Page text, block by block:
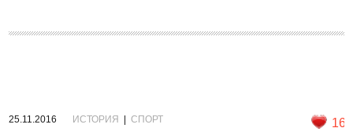
25.11.2016 ИСТОРИЯ |СПОРТ 16